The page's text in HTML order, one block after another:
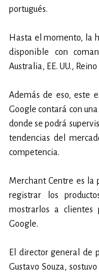
portugués.
Hasta el momento, la
disponible con
Australia, EE. UU.,
Además de eso, este
Google contará con
donde se podrá
tendencias del
competencia.
Merchant Centre es la
registrar los
mostrarlos a clientes
Google.
El director general de
Gustavo Souza,